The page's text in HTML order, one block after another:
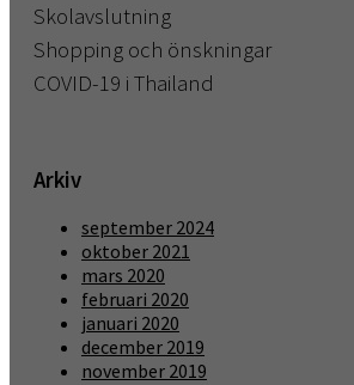
Skolavslutning
Shopping och önskningar
COVID-19 i Thailand
Arkiv
september 2024
oktober 2021
mars 2020
februari 2020
januari 2020
december 2019
november 2019